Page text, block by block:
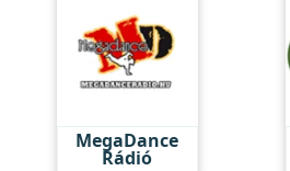
MegaDance
Rádió